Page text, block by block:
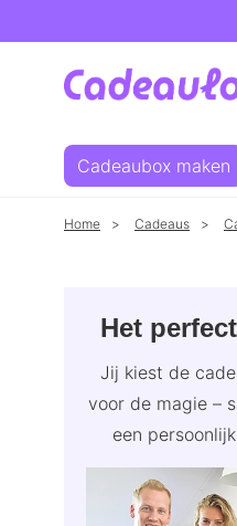
Cadeaubox maken
Home Cadeaus
Het
Jij kiest de
voor de magie –
een